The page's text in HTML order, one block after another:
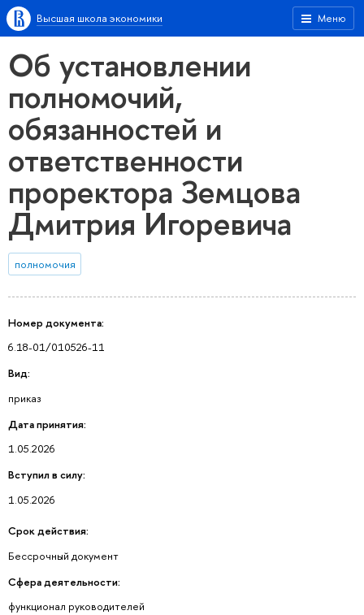
Меню
Высшая школа экономики
Об установлении
полномочий,
обязанностей и
ответственности
проректора Земцова
Дмитрия Игоревича
полномочия
Номер документа:
6.18-01/010526-11
Вид:
приказ
Дата принятия:
1.05.2026
Вступил в силу:
1.05.2026
Срок действия:
Бессрочный документ
Сфера деятельности:
функционал руководителей